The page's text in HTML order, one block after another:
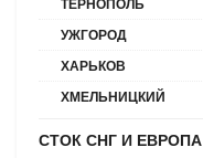
УЖГОРОД
ХАРЬКОВ
ХМЕЛЬНИЦКИЙ
СТОК СНГ И ЕВРОПА